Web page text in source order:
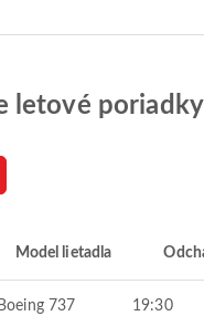
letové
Model lietadla
Boeing 737 19:30